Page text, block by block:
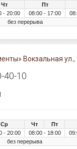
Чт Пт
- 20:00 08:00 - 17:00
без перерыва
Вокзальная ул.,
40-10
Ср Чт Пт
- 20:00 08:00 - 18:00
без перерыва